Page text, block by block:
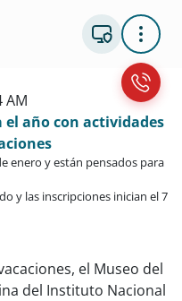
AM
el año con actividades
enero y están pensados para
y las inscripciones inician el 7
el Museo del
del Instituto Nacional